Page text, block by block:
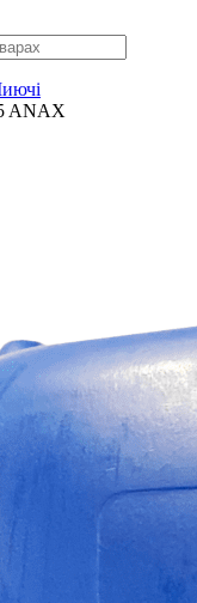
ANAX